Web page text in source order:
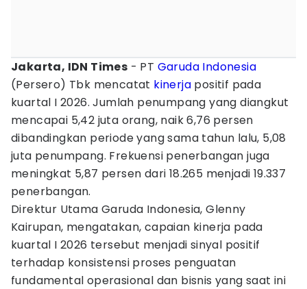
Jakarta, IDN Times - PT Garuda Indonesia
(Persero) Tbk mencatat kinerja positif pada
kuartal I 2026. Jumlah penumpang yang diangkut
mencapai 5,42 juta orang, naik 6,76 persen
dibandingkan periode yang sama tahun lalu, 5,08
juta penumpang. Frekuensi penerbangan juga
meningkat 5,87 persen dari 18.265 menjadi 19.337
penerbangan.
Direktur Utama Garuda Indonesia, Glenny
Kairupan, mengatakan, capaian kinerja pada
kuartal I 2026 tersebut menjadi sinyal positif
terhadap konsistensi proses penguatan
fundamental operasional dan bisnis yang saat ini